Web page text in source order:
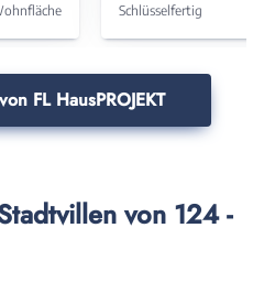
Schlüsselfertig
FL HausPROJEKT
von 124 -